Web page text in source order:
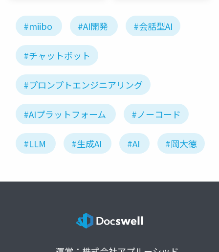
#miibo #AI開発 #会話型AI
#チャットボット
#プロンプトエンジニアリング
#AIプラットフォーム #ノーコード
#LLM #生成AI #AI #岡大徳